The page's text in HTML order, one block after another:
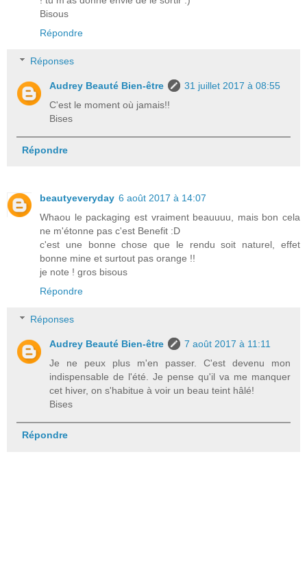
Bisous
Répondre
Réponses
Audrey Beauté Bien-être
31 juillet 2017 à 08:55
C'est le moment où jamais!!
Bises
Répondre
beautyeveryday 6 août 2017 à 14:07
Whaou le packaging est vraiment beauuuu, mais bon cela
ne m'étonne pas c'est Benefit :D
c'est une bonne chose que le rendu soit naturel, effet
bonne mine et surtout pas orange !!
je note ! gros bisous
Répondre
Réponses
Audrey Beauté Bien-être
7 août 2017 à 11:11
Je ne peux plus m'en passer. C'est devenu mon
indispensable de l'été. Je pense qu'il va me manquer
cet hiver, on s'habitue à voir un beau teint hâlé!
Bises
Répondre